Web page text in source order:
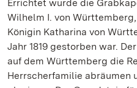
Errichtet wurde die
Wilhelm I. von
Königin Katharina von
Jahr 1819 gestorben war.
auf dem Württemberg die
Herrscherfamilie abräumen